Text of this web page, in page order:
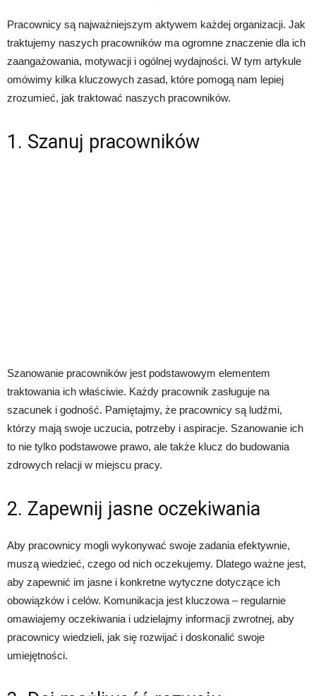
Pracownicy są najważniejszym aktywem każdej organizacji. Jak
traktujemy naszych pracowników ma ogromne znaczenie dla ich
zaangażowania, motywacji i ogólnej wydajności. W tym artykule
omówimy kilka kluczowych zasad, które pomogą nam lepiej
zrozumieć, jak traktować naszych pracowników.
1. Szanuj pracowników
Szanowanie pracowników jest podstawowym elementem
traktowania ich właściwie. Każdy pracownik zasługuje na
szacunek i godność. Pamiętajmy, że pracownicy są ludźmi,
którzy mają swoje uczucia, potrzeby i aspiracje. Szanowanie ich
to nie tylko podstawowe prawo, ale także klucz do budowania
zdrowych relacji w miejscu pracy.
2. Zapewnij jasne oczekiwania
Aby pracownicy mogli wykonywać swoje zadania efektywnie,
muszą wiedzieć, czego od nich oczekujemy. Dlatego ważne jest,
aby zapewnić im jasne i konkretne wytyczne dotyczące ich
obowiązków i celów. Komunikacja jest kluczowa – regularnie
omawiajemy oczekiwania i udzielajmy informacji zwrotnej, aby
pracownicy wiedzieli, jak się rozwijać i doskonalić swoje
umiejętności.